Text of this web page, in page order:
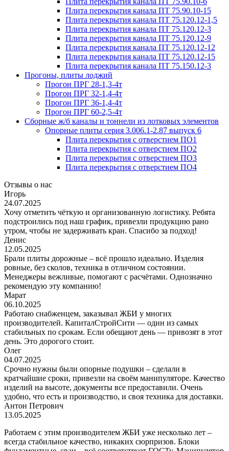
Плита перекрытия канала ПТ 75.90.10-15
Плита перекрытия канала ПТ 75.120.12-1,5
Плита перекрытия канала ПТ 75.120.12-3
Плита перекрытия канала ПТ 75.120.12-9
Плита перекрытия канала ПТ 75.120.12-12
Плита перекрытия канала ПТ 75.120.12-15
Плита перекрытия канала ПТ 75.150.12-3
Прогоны, плиты лоджий
Прогон ПРГ 28-1,3-4т
Прогон ПРГ 32-1,4-4т
Прогон ПРГ 36-1,4-4т
Прогон ПРГ 60-2,5-4т
Сборные ж/б каналы и тоннели из лотковых элементов
Опорные плиты серия 3.006.1-2.87 выпуск 6
Плита перекрытия с отверстием ПО1
Плита перекрытия с отверстием ПО2
Плита перекрытия с отверстием ПО3
Плита перекрытия с отверстием ПО4
Отзывы о нас
Игорь
24.07.2025
Хочу отметить чёткую и организованную логистику. Ребята
подстроились под наш график, привезли продукцию рано
утром, чтобы не задерживать кран. Спасибо за подход!
Денис
12.05.2025
Брали плиты дорожные – всё прошло идеально. Изделия
ровные, без сколов, техника в отличном состоянии.
Менеджеры вежливые, помогают с расчётами. Однозначно
рекомендую эту компанию!
Марат
06.10.2025
Работаю снабженцем, заказывал ЖБИ у многих
производителей. КапиталСтройСити — один из самых
стабильных по срокам. Если обещают день — привозят в этот
день. Это дорогого стоит.
Олег
04.07.2025
Срочно нужны были опорные подушки – сделали в
кратчайшие сроки, привезли на своём манипуляторе. Качество
изделий на высоте, документы все предоставили. Очень
удобно, что есть и производство, и своя техника для доставки.
Антон Петрович
13.05.2025
Работаем с этим производителем ЖБИ уже несколько лет –
всегда стабильное качество, никаких сюрпризов. Блоки